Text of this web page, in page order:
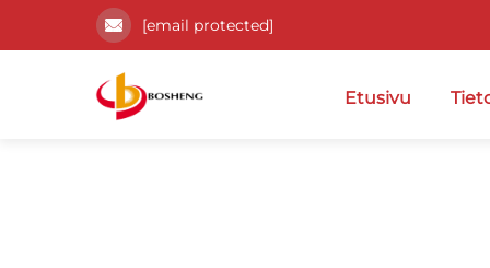
[email protected]
Etusivu